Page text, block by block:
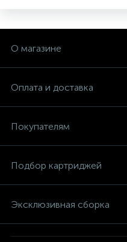
О магазине
Оплата и доставка
Покупателям
Подбор картриджей
Эксклюзивная сборка